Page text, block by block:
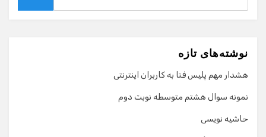
نوشته‌های تازه
هشدار مهم پلیس فتا به کاربران اینترنتی
نمونه سوال هشتم متوسطه نوبت دوم
حاشیه نویسی